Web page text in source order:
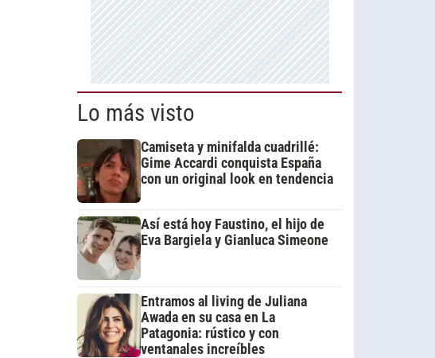
Lo más visto
Camiseta y minifalda cuadrillé:
Gime Accardi conquista España
con un original look en tendencia
Así está hoy Faustino, el hijo de
Eva Bargiela y Gianluca Simeone
Entramos al living de Juliana
Awada en su casa en La
Patagonia: rústico y con
ventanales increíbles